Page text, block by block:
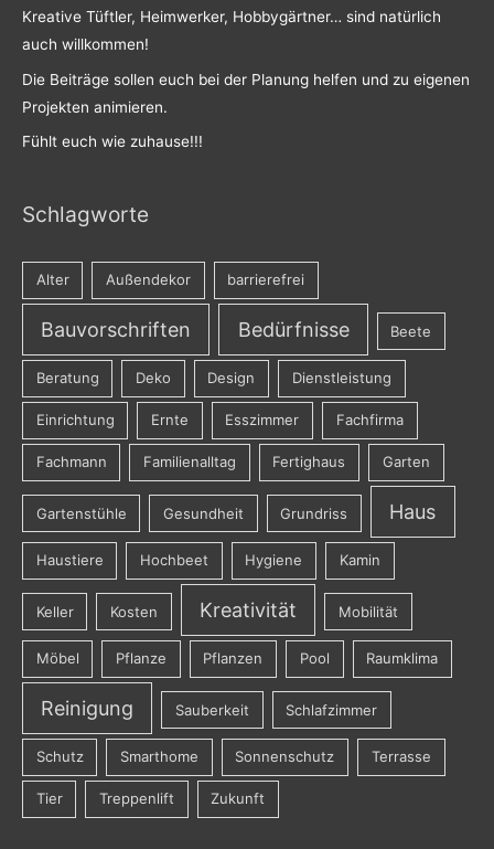
Kreative Tüftler, Heimwerker, Hobbygärtner… sind natürlich
auch willkommen!
Die Beiträge sollen euch bei der Planung helfen und zu eigenen
Projekten animieren.
Fühlt euch wie zuhause!!!
Schlagworte
Alter Außendekor barrierefrei
Bauvorschriften Bedürfnisse Beete
Beratung Deko Design Dienstleistung
Einrichtung Ernte Esszimmer Fachfirma
Fachmann Familienalltag Fertighaus Garten
Gartenstühle Gesundheit Grundriss Haus
Haustiere Hochbeet Hygiene Kamin
Keller Kosten Kreativität Mobilität
Möbel Pflanze Pflanzen Pool Raumklima
Reinigung Sauberkeit Schlafzimmer
Schutz Smarthome Sonnenschutz Terrasse
Tier Treppenlift Zukunft